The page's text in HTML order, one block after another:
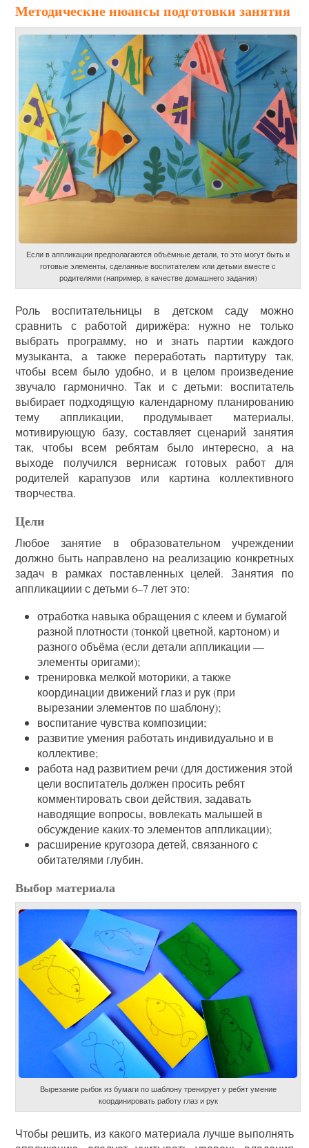
Методические нюансы подготовки занятия
Если в аппликации предполагаются объёмные детали, то это могут быть и
готовые элементы, сделанные воспитателем или детьми вместе с
родителями (например, в качестве домашнего задания)
Роль воспитательницы в детском саду можно
сравнить с работой дирижёра: нужно не только
выбрать программу, но и знать партии каждого
музыканта, а также переработать партитуру так,
чтобы всем было удобно, и в целом произведение
звучало гармонично. Так и с детьми: воспитатель
выбирает подходящую календарному планированию
тему аппликации, продумывает материалы,
мотивирующую базу, составляет сценарий занятия
так, чтобы всем ребятам было интересно, а на
выходе получился вернисаж готовых работ для
родителей карапузов или картина коллективного
творчества.
Цели
Любое занятие в образовательном учреждении
должно быть направлено на реализацию конкретных
задач в рамках поставленных целей. Занятия по
аппликациии с детьми 6–7 лет это:
отработка навыка обращения с клеем и бумагой
разной плотности (тонкой цветной, картоном) и
разного объёма (если детали аппликации —
элементы оригами);
тренировка мелкой моторики, а также
координации движений глаз и рук (при
вырезании элементов по шаблону);
воспитание чувства композиции;
развитие умения работать индивидуально и в
коллективе;
работа над развитием речи (для достижения этой
цели воспитатель должен просить ребят
комментировать свои действия, задавать
наводящие вопросы, вовлекать малышей в
обсуждение каких-то элементов аппликации);
расширение кругозора детей, связанного с
обитателями глубин.
Выбор материала
Вырезание рыбок из бумаги по шаблону тренирует у ребят умение
координировать работу глаз и рук
Чтобы решить, из какого материала лучше выполнять